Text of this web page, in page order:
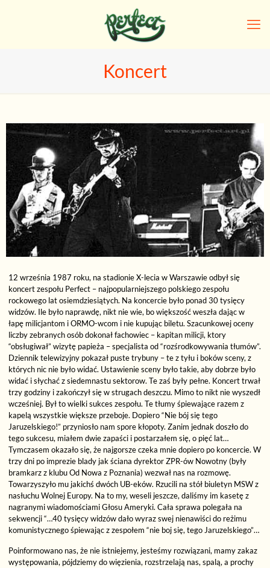
Koncert
12 września 1987 roku, na stadionie X-lecia w Warszawie odbył się
koncert zespołu Perfect – najpopularniejszego polskiego zespołu
rockowego lat osiemdziesiątych. Na koncercie było ponad 30 tysięcy
widzów. Ile było naprawdę, nikt nie wie, bo większość weszła dając w
łapę milicjantom i ORMO-wcom i nie kupując biletu. Szacunkowej oceny
liczby zebranych osób dokonał fachowiec – kapitan milicji, ktory
“obsługiwał” wizytę papieża – specjalista od “rozśrodkowywania tłumów”.
Dziennik telewizyjny pokazał puste trybuny – te z tyłu i boków sceny, z
których nic nie było widać. Ustawienie sceny było takie, aby dobrze było
widać i słychać z siedemnastu sektorow. Te zaś były pełne. Koncert trwał
trzy godziny i zakończył się w strugach deszczu. Mimo to nikt nie wyszedł
wcześniej. Był to wielki sukces zespołu. Te tłumy śpiewające razem z
kapelą wszystkie większe przeboje. Dopiero “Nie bój się tego
Jaruzelskiego!” przyniosło nam spore kłopoty. Zanim jednak doszło do
tego sukcesu, miałem dwie zapaści i postarzałem się, o pięć lat…
Tymczasem okazało się, że najgorsze czeka mnie dopiero po koncercie. W
trzy dni po imprezie blady jak ściana dyrektor ZPR-ów Nowotny (były
bramkarz z klubu Od Nowa z Poznania) wezwał nas na rozmowę.
Towarzyszyło mu jakichś dwóch UB-eków. Rzucili na stół biuletyn MSW z
nasłuchu Wolnej Europy. Na to my, weseli jeszcze, daliśmy im kasetę z
nagranymi wiadomościami Głosu Ameryki. Cała sprawa polegała na
sekwencji “…40 tysięcy widzów dało wyraz swej nienawiści do reżimu
komunistycznego śpiewając z zespołem “nie boj się, tego Jaruzelskiego”…
Poinformowano nas, że nie istniejemy, jesteśmy rozwiązani, mamy zakaz
występowania, pójdziemy do więzienia, rozstrzelają nas, spalą, a prochy